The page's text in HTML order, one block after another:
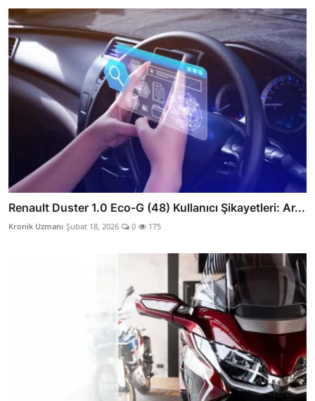
Renault Duster 1.0 Eco-G (48) Kullanıcı Şikayetleri: Ar...
Kronik Uzmanı Şubat 18, 2026 0 175